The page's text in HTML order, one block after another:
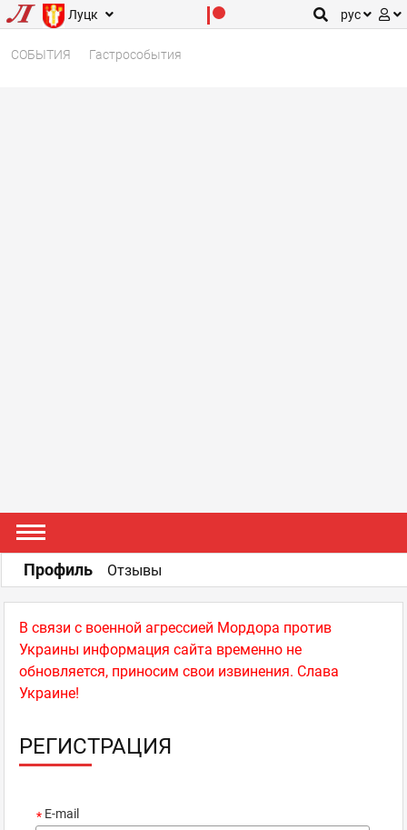
Луцк рус
СОБЫТИЯ Гастрособытия
В связи с военной агрессией Мордора против
Украины информация сайта временно не
обновляется, приносим свои извинения. Слава
Украине!
РЕГИСТРАЦИЯ
* E-mail
Профиль Отзывы